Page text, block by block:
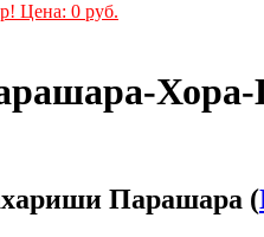
Цена: 0 руб.
Парашара (